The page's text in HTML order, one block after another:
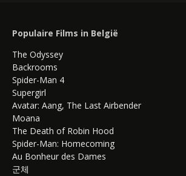
Populaire Films in België
The Odyssey
Backrooms
Spider-Man 4
Supergirl
Avatar: Aang, The Last Airbender
Moana
The Death of Robin Hood
Spider-Man: Homecoming
Au Bonheur des Dames
군체